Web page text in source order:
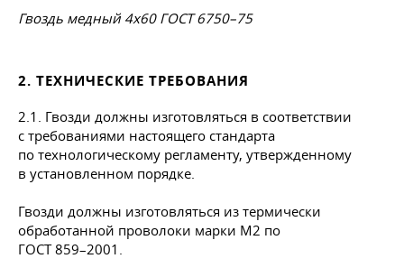
Гвоздь медный 4x60 ГОСТ 6750–75
2. ТЕХНИЧЕСКИЕ ТРЕБОВАНИЯ
2.1. Гвозди должны изготовляться в соответствии
с требованиями настоящего стандарта
по технологическому регламенту, утвержденному
в установленном порядке.
Гвозди должны изготовляться из термически
обработанной проволоки марки М2 по
ГОСТ 859–2001 .